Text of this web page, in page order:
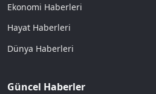
Ekonomi Haberleri
Hayat Haberleri
Dünya Haberleri
Güncel Haberler